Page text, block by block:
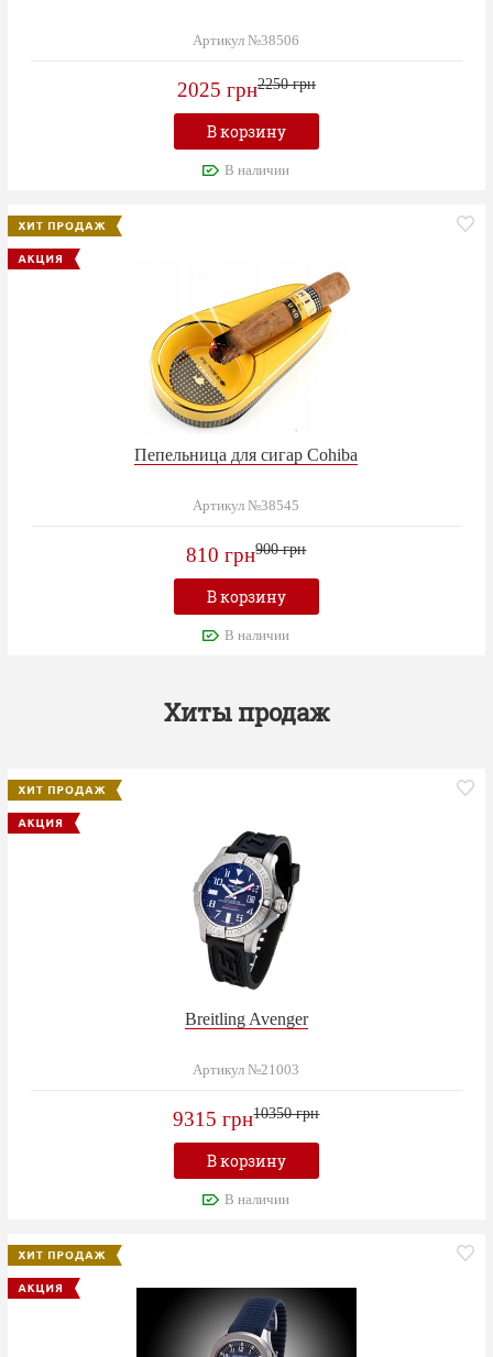
Артикул №38506
2025 грн2250 грн
В корзину
В наличии
Пепельница для сигар Cohiba
Артикул №38545
810 грн900 грн
В корзину
В наличии
Хиты продаж
Breitling Avenger
Артикул №21003
9315 грн10350 грн
В корзину
В наличии